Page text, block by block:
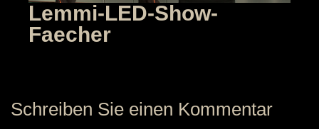
Lemmi-LED-Show-
Faecher
Schreiben Sie einen Kommentar